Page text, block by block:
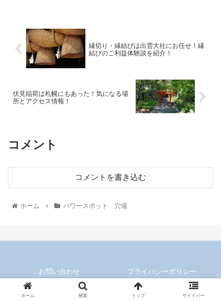
縁切り・縁結びは出雲大社にお任せ！縁
結びのご利益体験談を紹介！
伏見稲荷は札幌にもあった！気になる場
所とアクセス情報！
コメント
コメントを書き込む
ホーム パワースポット 穴場
お問い合わせ プライバシーポリシー
© 2019 レベル2のブログ.
ホーム 検索 トップ サイドバー